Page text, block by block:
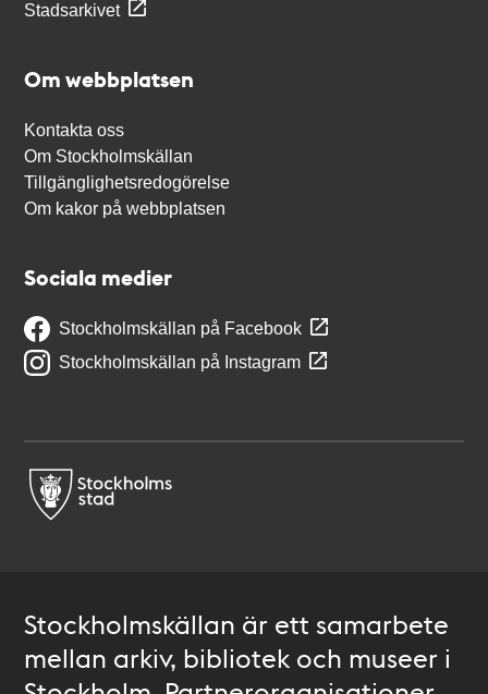
Stadsarkivet
Om webbplatsen
Kontakta oss
Om Stockholmskällan
Tillgänglighetsredogörelse
Om kakor på webbplatsen
Sociala medier
Stockholmskällan på Facebook
Stockholmskällan på Instagram
Stockholmskällan är ett samarbete
mellan arkiv, bibliotek och museer i